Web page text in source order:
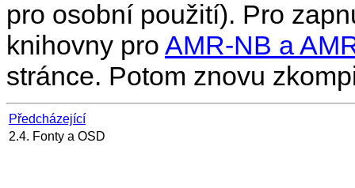
pro osobní použití). Pro
knihovny pro AMR-NB a
stránce. Potom znovu
Předcházející
2.4. Fonty a OSD